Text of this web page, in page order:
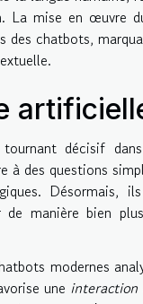
La mise en œuvre
des chatbots,
décisif
des questions
Désormais,
manière bien
modernes
une